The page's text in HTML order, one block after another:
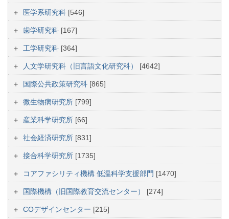
医学系研究科 [546]
歯学研究科 [167]
工学研究科 [364]
人文学研究科（旧言語文化研究科） [4642]
国際公共政策研究科 [865]
微生物病研究所 [799]
産業科学研究所 [66]
社会経済研究所 [831]
接合科学研究所 [1735]
コアファシリティ機構 低温科学支援部門 [1470]
国際機構（旧国際教育交流センター） [274]
COデザインセンター [215]